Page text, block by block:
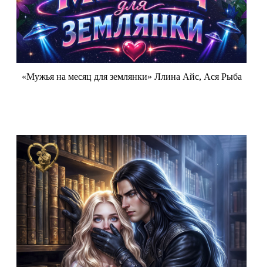
«Мужья на месяц для землянки» Ллина Айс, Ася Рыба